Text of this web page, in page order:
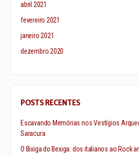
abril 2021
fevereiro 2021
janeiro 2021
dezembro 2020
POSTS RECENTES
Escavando Memórias nos Vestígios
Saracura
O Bixiga do Bexiga: dos italianos ao Rock